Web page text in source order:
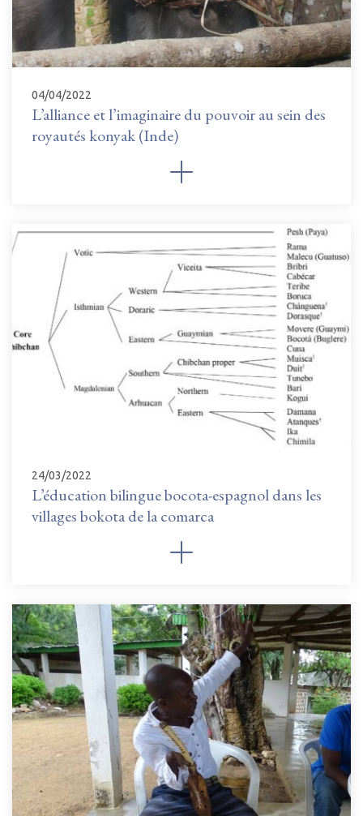
04/04/2022
L’alliance et l’imaginaire du pouvoir au sein des
royautés konyak (Inde)
24/03/2022
L’éducation bilingue bocota-espagnol dans les
villages bokota de la comarca